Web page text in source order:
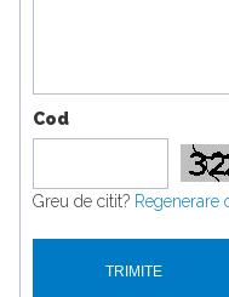
Cod
Greu de citit? Regenerare